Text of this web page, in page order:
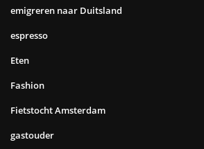
emigreren naar Duitsland
espresso
Eten
Fashion
Fietstocht Amsterdam
gastouder